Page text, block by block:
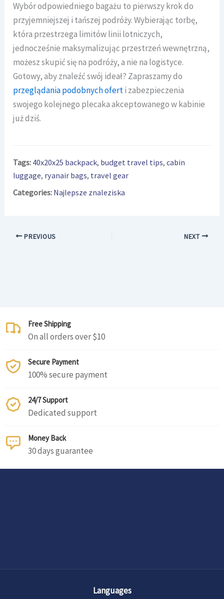
Wybór odpowiedniego bagażu to pierwszy krok do
przyjemniejszej i tańszej podróży. Wybierając torbę,
która przestrzega limitów linii lotniczych,
jednocześnie maksymalizując przestrzeń wewnętrzną,
możesz skupić się na podróży, a nie na logistyce.
Gotowy, aby znaleźć swój ideał? Zapraszamy do
przeglądania podobnych oferti zabezpieczenia
swojego kolejnego plecaka akceptowanego w kabinie
już dziś.
Tags: 40x20x25 backpack, budget travel tips,cabin
luggage, ryanair bags, travel gear
Categories: Najlepsze znaleziska
PREVIOUS NEXT
Free Shipping
On all orders over $10
Secure Payment
100% secure payment
24/7 Support
Dedicated support
Money Back
30 days guarantee
Languages